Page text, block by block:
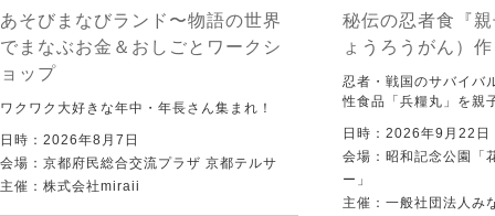
あそびまなびランド〜物語の世界
でまなぶお金＆おしごとワークシ
ョップ
ワクワク大好きな年中・年長さん集まれ！
日時：2026年8月7日
会場：京都府民総合交流プラザ 京都テルサ
主催：株式会社miraii
秘伝の忍者食『
ょうろうがん）
忍者・戦国のサバイバ
性食品「兵糧丸」を親
日時：2026年9月22日
会場：昭和記念公園「
ー」
主催：一般社団法人み